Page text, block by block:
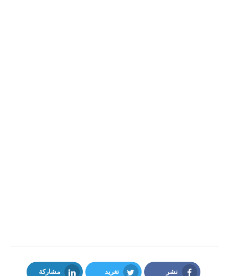
نشر تغريد مشاركة